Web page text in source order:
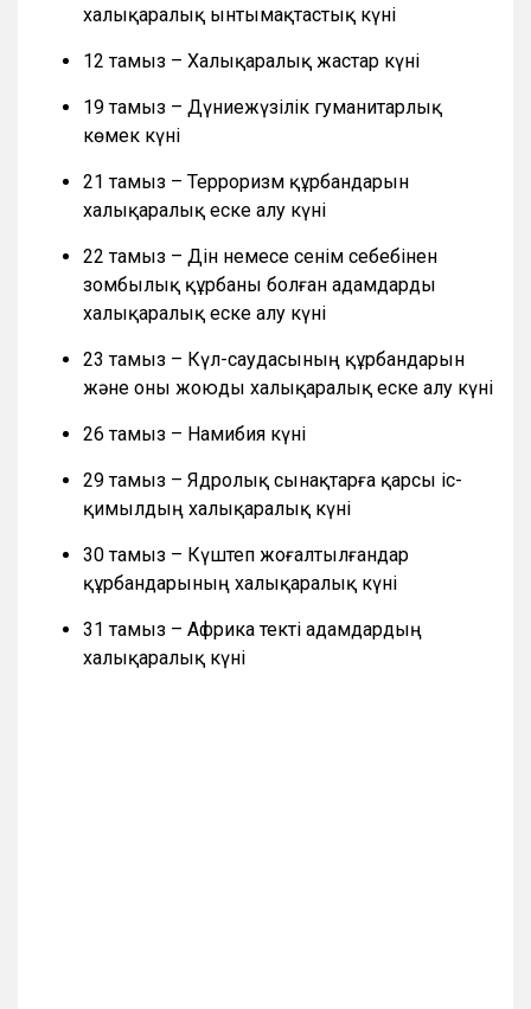
халықаралық ынтымақтастық күні
12 тамыз – Халықаралық жастар күні
19 тамыз – Дүниежүзілік гуманитарлық
көмек күні
21 тамыз – Терроризм құрбандарын
халықаралық еске алу күні
22 тамыз – Дін немесе сенім себебінен
зомбылық құрбаны болған адамдарды
халықаралық еске алу күні
23 тамыз – Күл-саудасының құрбандарын
және оны жоюды халықаралық еске алу күні
26 тамыз – Намибия күні
29 тамыз – Ядролық сынақтарға қарсы іс-
қимылдың халықаралық күні
30 тамыз – Күштеп жоғалтылғандар
құрбандарының халықаралық күні
31 тамыз – Африка текті адамдардың
халықаралық күні